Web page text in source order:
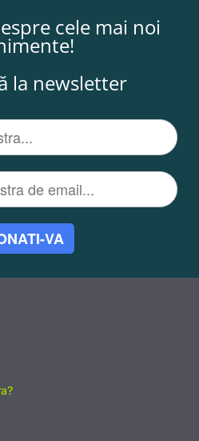
cele mai noi
la newsletter
VA